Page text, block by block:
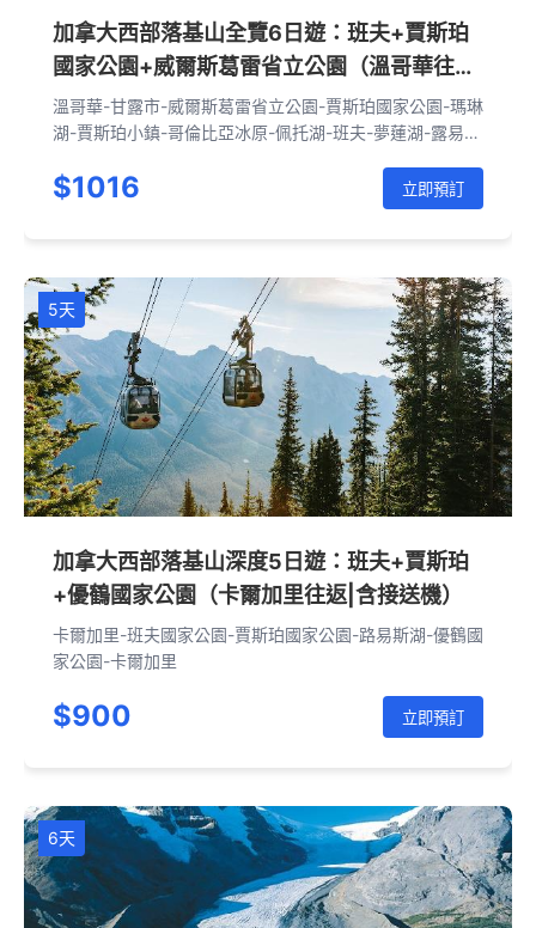
加拿大西部落基山全覽6日遊：班夫+賈斯珀
國家公園+威爾斯葛雷省立公園（溫哥華往
返|含接送機）
溫哥華-甘露市-威爾斯葛雷省立公園-賈斯珀國家公園-瑪琳
湖-賈斯珀小鎮-哥倫比亞冰原-佩托湖-班夫-夢蓮湖-露易絲
$1016 立即預訂
5天
加拿大西部落基山深度5日遊：班夫+賈斯珀
+優鶴國家公園（卡爾加里往返|含接送機）
卡爾加里-班夫國家公園-賈斯珀國家公園-路易斯湖-優鶴國
家公園-卡爾加里
$900 立即預訂
6天